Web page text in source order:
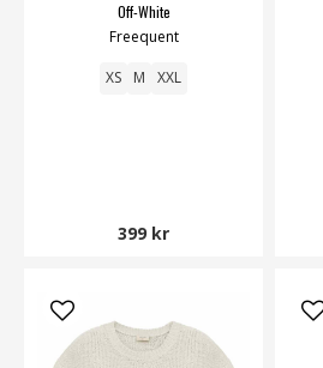
Off-White
Freequent
XS M XXL
399 kr